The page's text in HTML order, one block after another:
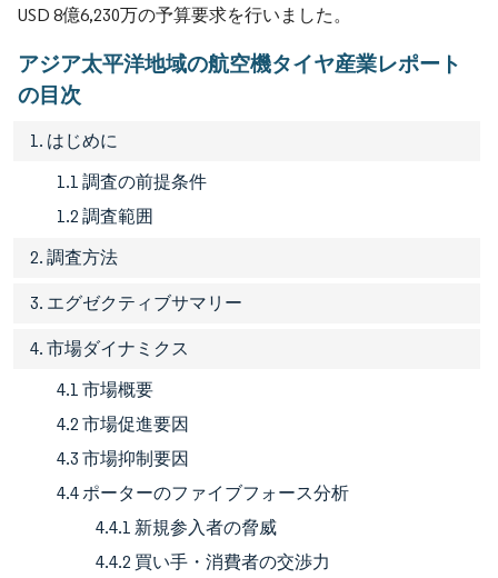
USD 8億6,230万の予算要求を行いました。
アジア太平洋地域の航空機タイヤ産業レポート
の目次
1. はじめに
1.1 調査の前提条件
1.2 調査範囲
2. 調査方法
3. エグゼクティブサマリー
4. 市場ダイナミクス
4.1 市場概要
4.2 市場促進要因
4.3 市場抑制要因
4.4 ポーターのファイブフォース分析
4.4.1 新規参入者の脅威
4.4.2 買い手・消費者の交渉力